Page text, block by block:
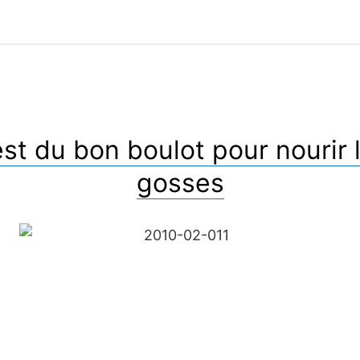
du bon boulot pour nourir
gosses